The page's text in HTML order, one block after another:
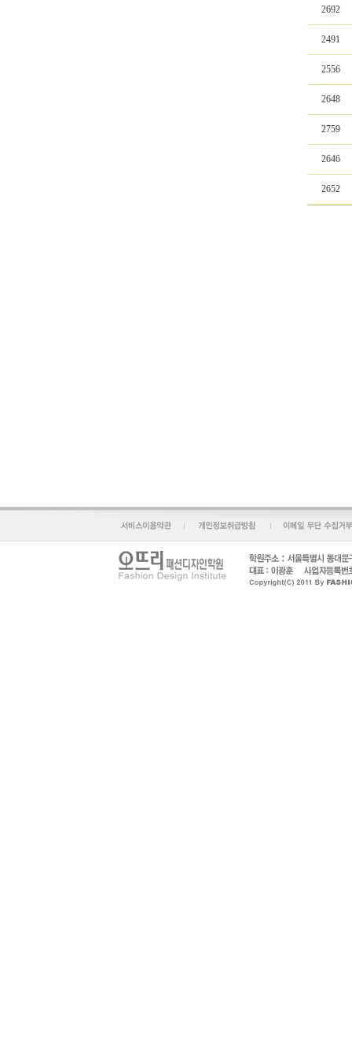
2692
2491
2556
2648
2759
2646
2652